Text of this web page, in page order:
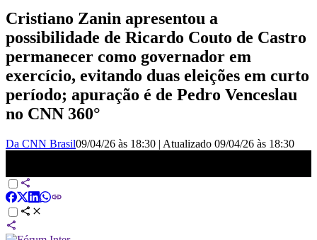
Cristiano Zanin apresentou a
possibilidade de Ricardo Couto de Castro
permanecer como governador em
exercício, evitando duas eleições em curto
período; apuração é de Pedro Venceslau
no CNN 360°
Da CNN Brasil09/04/26 às 18:30 | Atualizado 09/04/26 às 18:30